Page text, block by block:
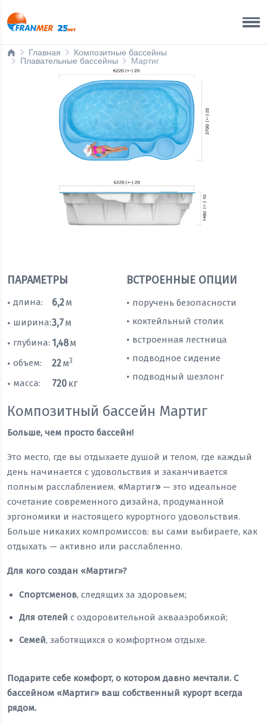
Главная
Композитные бассейны
Плавательные бассейны
Мартиг
ПАРАМЕТРЫ
• длина: 6,2м
• ширина:3,7м
• глубина: 1,48м
• объем: 22м3
• масса: 720 кг
ВСТРОЕННЫЕ ОПЦИИ
• поручень безопасности
• коктейльный столик
• встроенная лестница
• подводное сидение
• подводный шезлонг
Композитный бассейн Мартиг
Больше, чем просто бассейн!
Это место, где вы отдыхаете душой и телом, где каждый
день начинается с удовольствия и заканчивается
полным расслаблением. «Мартиг» — это идеальное
сочетание современного дизайна, продуманной
эргономики и настоящего курортного удовольствия.
Больше никаких компромиссов: вы сами выбираете, как
отдыхать — активно или расслабленно.
Для кого создан «Мартиг»?
Спортсменов, следящих за здоровьем;
Для отелей с оздоровительной аквааэробикой;
Семей, заботящихся о комфортном отдыхе.
Подарите себе комфорт, о котором давно мечтали. С
бассейном «Мартиг» ваш собственный курорт всегда
рядом.